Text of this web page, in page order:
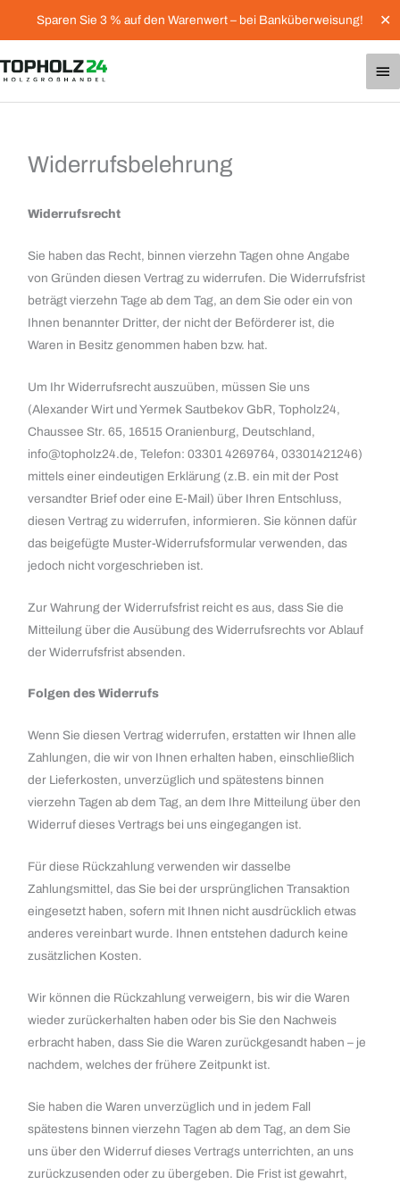
Sparen Sie 3 % auf den Warenwert – bei Banküberweisung! ✕
Widerrufsbelehrung
Widerrufsrecht
Sie haben das Recht, binnen vierzehn Tagen ohne Angabe
von Gründen diesen Vertrag zu widerrufen. Die Widerrufsfrist
beträgt vierzehn Tage ab dem Tag, an dem Sie oder ein von
Ihnen benannter Dritter, der nicht der Beförderer ist, die
Waren in Besitz genommen haben bzw. hat.
Um Ihr Widerrufsrecht auszuüben, müssen Sie uns
(Alexander Wirt und Yermek Sautbekov GbR, Topholz24,
Chaussee Str. 65, 16515 Oranienburg, Deutschland,
info@topholz24.de, Telefon: 03301 4269764, 03301421246)
mittels einer eindeutigen Erklärung (z.B. ein mit der Post
versandter Brief oder eine E-Mail) über Ihren Entschluss,
diesen Vertrag zu widerrufen, informieren. Sie können dafür
das beigefügte Muster-Widerrufsformular verwenden, das
jedoch nicht vorgeschrieben ist.
Zur Wahrung der Widerrufsfrist reicht es aus, dass Sie die
Mitteilung über die Ausübung des Widerrufsrechts vor Ablauf
der Widerrufsfrist absenden.
Folgen des Widerrufs
Wenn Sie diesen Vertrag widerrufen, erstatten wir Ihnen alle
Zahlungen, die wir von Ihnen erhalten haben, einschließlich
der Lieferkosten, unverzüglich und spätestens binnen
vierzehn Tagen ab dem Tag, an dem Ihre Mitteilung über den
Widerruf dieses Vertrags bei uns eingegangen ist.
Für diese Rückzahlung verwenden wir dasselbe
Zahlungsmittel, das Sie bei der ursprünglichen Transaktion
eingesetzt haben, sofern mit Ihnen nicht ausdrücklich etwas
anderes vereinbart wurde. Ihnen entstehen dadurch keine
zusätzlichen Kosten.
Wir können die Rückzahlung verweigern, bis wir die Waren
wieder zurückerhalten haben oder bis Sie den Nachweis
erbracht haben, dass Sie die Waren zurückgesandt haben – je
nachdem, welches der frühere Zeitpunkt ist.
Sie haben die Waren unverzüglich und in jedem Fall
spätestens binnen vierzehn Tagen ab dem Tag, an dem Sie
uns über den Widerruf dieses Vertrags unterrichten, an uns
zurückzusenden oder zu übergeben. Die Frist ist gewahrt,